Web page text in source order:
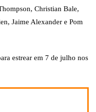
Christian Bale,
Jaime Alexander e Pom
estrear em 7 de julho nos